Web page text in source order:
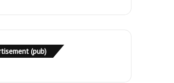
(pub)